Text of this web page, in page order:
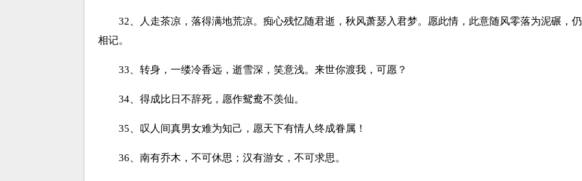
32、人走茶凉，落得满地荒凉。痴心残忆随君逝，秋风萧瑟入君梦。愿此情，此意随风零落为泥碾，仍
相记。
33、转身，一缕冷香远，逝雪深，笑意浅。来世你渡我，可愿？
34、得成比日不辞死，愿作鸳鸯不羡仙。
35、叹人间真男女难为知己，愿天下有情人终成眷属！
36、南有乔木，不可休思；汉有游女，不可求思。